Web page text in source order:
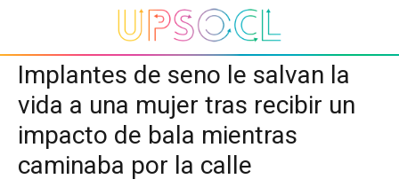
Implantes de seno le salvan la
vida a una mujer tras recibir un
impacto de bala mientras
caminaba por la calle